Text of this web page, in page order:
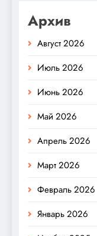
Архив
Август 2026
Июль 2026
Июнь 2026
Май 2026
Апрель 2026
Март 2026
Февраль 2026
Январь 2026